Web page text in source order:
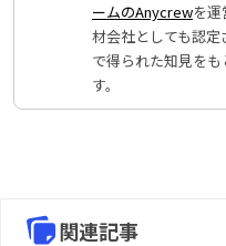
ームのAnycrewを
材会社としても認
で得られた知見を
す。
関連記事